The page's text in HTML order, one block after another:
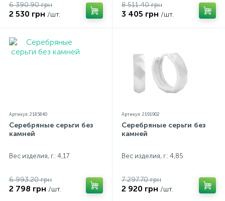
6 390.90 грн
2 530 грн /шт.
8 511.40 грн
3 405 грн /шт.
Артикул: 2185840
Серебряные серьги без
камней
Вес изделия, г.: 4,17
6 993.20 грн
2 798 грн /шт.
Артикул: 2191902
Серебряные серьги без
камней
Вес изделия, г.: 4,85
7 297.70 грн
2 920 грн /шт.